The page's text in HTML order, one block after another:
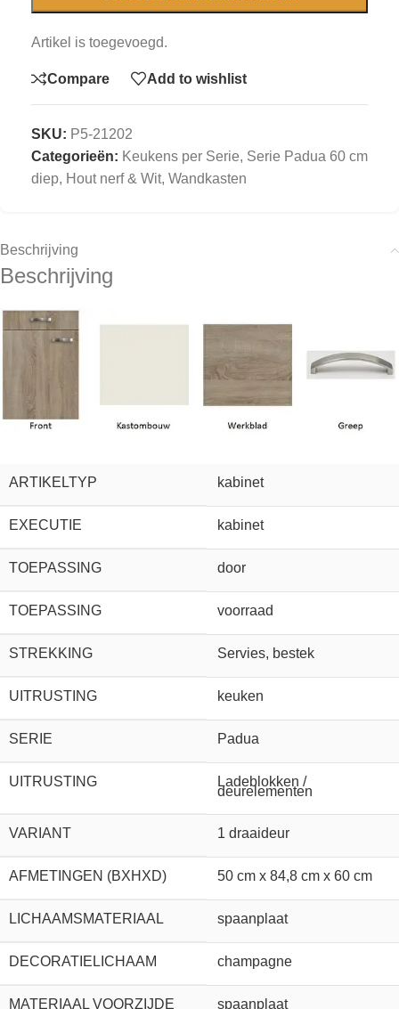
Artikel is toegevoegd.
Compare Add to wishlist
SKU: P5-21202
Categorieën: Keukens per Serie, Serie Padua 60 cm
diep, Hout nerf & Wit, Wandkasten
Beschrijving
Beschrijving
ARTIKELTYP kabinet
EXECUTIE kabinet
TOEPASSING door
TOEPASSING voorraad
STREKKING Servies, bestek
UITRUSTING keuken
SERIE Padua
UITRUSTING Ladeblokken /
deurelementen
VARIANT 1 draaideur
AFMETINGEN (BXHXD) 50 cm x 84,8 cm x 60 cm
LICHAAMSMATERIAAL spaanplaat
DECORATIELICHAAM champagne
MATERIAAL VOORZIJDE spaanplaat